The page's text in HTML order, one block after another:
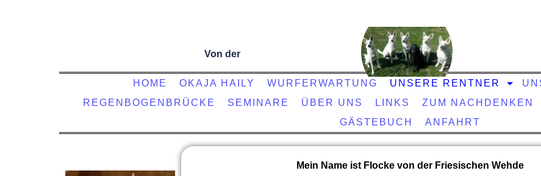
Von der
HOME OKAJA HAILY WURFERWARTUNG UNSERE RENTNER
REGENBOGENBRÜCKE
SEMINARE ÜBER UNS LINKS ZUM NACHDENKEN
GÄSTEBUCH
ANFAHRT
Mein Name ist Flocke von der Friesischen Wehde